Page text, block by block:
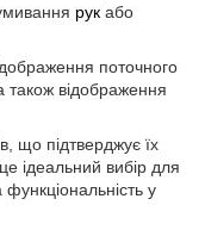
рук або
поточного
також відображення
що підтверджує їх
ідеальний вибір для
функціональність у